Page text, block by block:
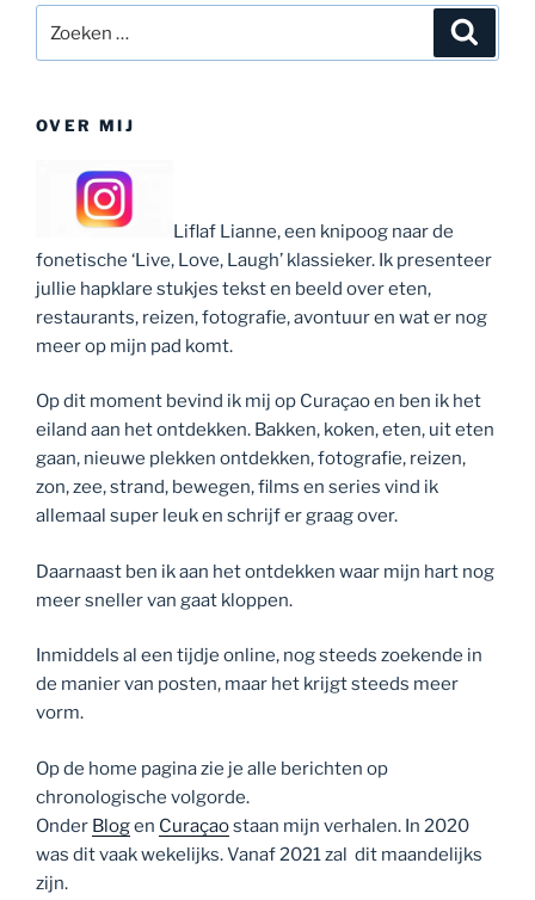
en
naar:
OVER MIJ
Liflaf Lianne, een knipoog naar de
fonetische ‘Live, Love, Laugh’ klassieker. Ik presenteer
jullie hapklare stukjes tekst en beeld over eten,
restaurants, reizen, fotografie, avontuur en wat er nog
meer op mijn pad komt.
Op dit moment bevind ik mij op Curaçao en ben ik het
eiland aan het ontdekken. Bakken, koken, eten, uit eten
gaan, nieuwe plekken ontdekken, fotografie, reizen,
zon, zee, strand, bewegen, films en series vind ik
allemaal super leuk en schrijf er graag over.
Daarnaast ben ik aan het ontdekken waar mijn hart nog
meer sneller van gaat kloppen.
Inmiddels al een tijdje online, nog steeds zoekende in
de manier van posten, maar het krijgt steeds meer
vorm.
Op de home pagina zie je alle berichten op
chronologische volgorde.
Onder Blogen Curaçaostaan mijn verhalen. In 2020
was dit vaak wekelijks. Vanaf 2021 zal dit maandelijks
zijn.